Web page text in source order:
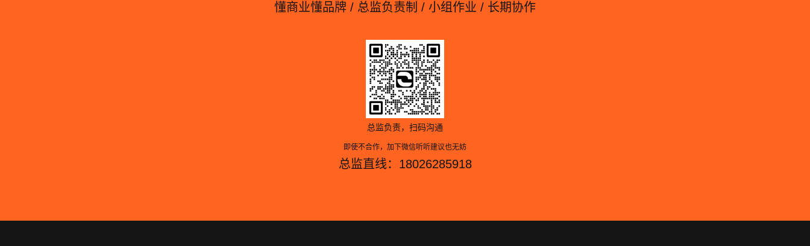
懂商业懂品牌 / 总监负责制 / 小组作业 / 长期协作
总监负责，扫码沟通
即使不合作，加下微信听听建议也无妨
总监直线：18026285918